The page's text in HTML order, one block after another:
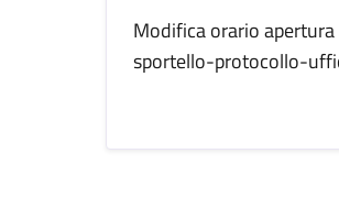
Modifica orario apertura
sportello-protocollo-